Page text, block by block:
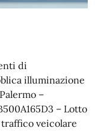
di
illuminazione
–
– Lotto
veicolare